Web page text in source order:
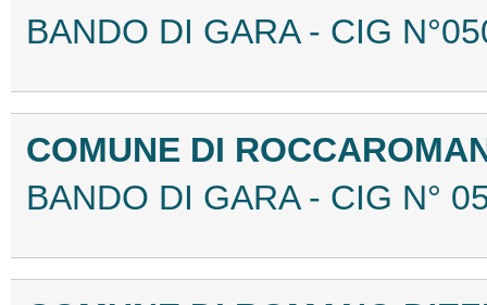
BANDO DI GARA - CIG
COMUNE DI
BANDO DI GARA - CIG N°